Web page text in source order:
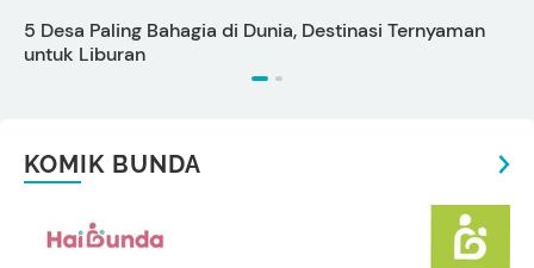
5 Desa Paling Bahagia di Dunia, Destinasi Ternyaman
untuk Liburan
KOMIK BUNDA